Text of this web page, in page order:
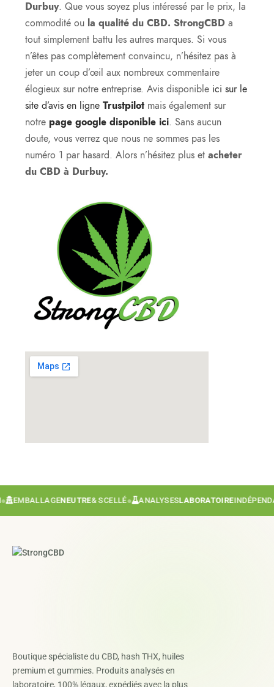
Durbuy. Que vous soyez plus intéressé par le prix, la
commodité ou la qualité du CBD. StrongCBD a
tout simplement battu les autres marques. Si vous
n’êtes pas complètement convaincu, n’hésitez pas à
jeter un coup d’œil aux nombreux commentaire
élogieux sur notre entreprise. Avis disponible ici sur le
site d’avis en ligne Trustpilot mais également sur
notre page google disponible ici. Sans aucun
doute, vous verrez que nous ne sommes pas les
numéro 1 par hasard. Alors n’hésitez plus et acheter
du CBD à Durbuy.
NEUTRE& SCELLÉ● ANALYSESLABORATOIREINDÉPENDANT●
Boutique spécialiste du CBD, hash THX, huiles
premium et gummies. Produits analysés en
laboratoire, 100% légaux, expédiés avec la plus